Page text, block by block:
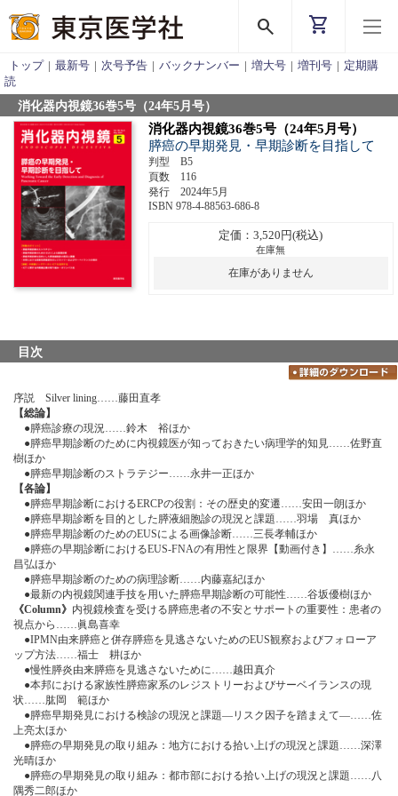
search shopping_cart
トップ | 最新号 | 次号予告 | バックナンバー | 増大号 | 増刊号 | 定期購
読
消化器内視鏡36巻5号（24年5月号）
消化器内視鏡36巻5号（24年5月号）
膵癌の早期発見・早期診断を目指して
判型 B5
頁数 116
発行 2024年5月
ISBN 978-4-88563-686-8
定価：3,520円(税込)
在庫無
在庫がありません
目次
序説 Silver lining……藤田直孝
【総論】
●膵癌診療の現況……鈴木 裕ほか
●膵癌早期診断のために内視鏡医が知っておきたい病理学的知見……佐野直
樹ほか
●膵癌早期診断のストラテジー……永井一正ほか
【各論】
●膵癌早期診断におけるERCPの役割：その歴史的変遷……安田一朗ほか
●膵癌早期診断を目的とした膵液細胞診の現況と課題……羽場 真ほか
●膵癌早期診断のためのEUSによる画像診断……三長孝輔ほか
●膵癌の早期診断におけるEUS-FNAの有用性と限界【動画付き】……糸永
昌弘ほか
●膵癌早期診断のための病理診断……内藤嘉紀ほか
●最新の内視鏡関連手技を用いた膵癌早期診断の可能性……谷坂優樹ほか
《Column》 内視鏡検査を受ける膵癌患者の不安とサポートの重要性：患者の
視点から……眞島喜幸
●IPMN由来膵癌と併存膵癌を見逃さないためのEUS観察およびフォローア
ップ方法……福士 耕ほか
●慢性膵炎由来膵癌を見逃さないために……越田真介
●本邦における家族性膵癌家系のレジストリーおよびサーベイランスの現
状……肱岡 範ほか
●膵癌早期発見における検診の現況と課題―リスク因子を踏まえて―……佐
上亮太ほか
●膵癌の早期発見の取り組み：地方における拾い上げの現況と課題……深澤
光晴ほか
●膵癌の早期発見の取り組み：都市部における拾い上げの現況と課題……八
隅秀二郎ほか